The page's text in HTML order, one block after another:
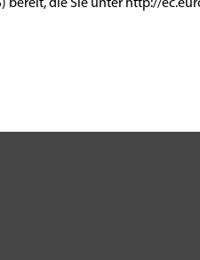
bereit, die Sie unter http://